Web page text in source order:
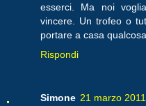
esserci. Ma noi
vincere. Un trofeo o
portare a casa
Rispondi
Simone 21 marzo